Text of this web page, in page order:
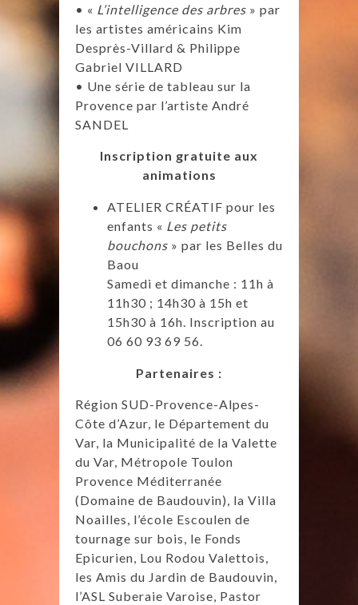
• « L’intelligence des arbres » par
les artistes américains Kim
Desprès-Villard & Philippe
Gabriel VILLARD
• Une série de tableau sur la
Provence par l’artiste André
SANDEL
Inscription gratuite aux
animations
ATELIER CRÉATIF pour les
enfants « Les petits
bouchons » par les Belles du
Baou
Samedi et dimanche : 11h à
11h30 ; 14h30 à 15h et
15h30 à 16h. Inscription au
06 60 93 69 56.
Partenaires :
Région SUD-Provence-Alpes-
Côte d’Azur, le Département du
Var, la Municipalité de la Valette
du Var, Métropole Toulon
Provence Méditerranée
(Domaine de Baudouvin), la Villa
Noailles, l’école Escoulen de
tournage sur bois, le Fonds
Epicurien, Lou Rodou Valettois,
les Amis du Jardin de Baudouvin,
l’ASL Suberaie Varoise, Pastor